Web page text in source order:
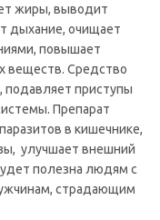
жиры, выводит
дыхание, очищает
повышает
веществ. Средство
подавляет приступы
Препарат
в кишечнике,
улучшает внешний
полезна людям с
страдающим